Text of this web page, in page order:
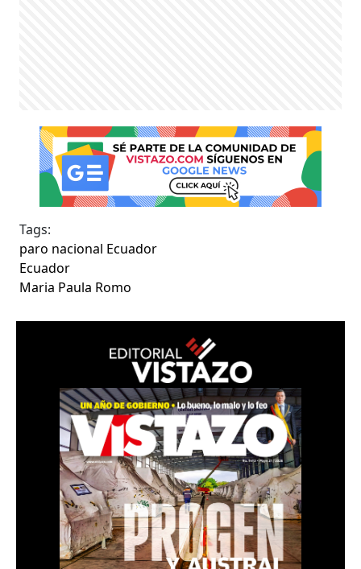
Tags:
paro nacional Ecuador
Ecuador
Maria Paula Romo